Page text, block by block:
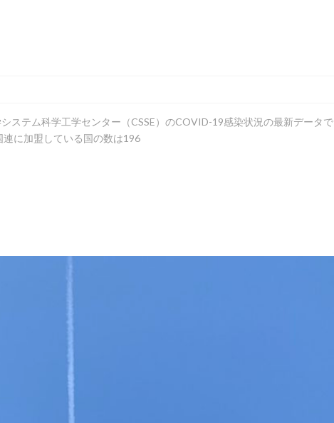
ステム科学工学センター（CSSE）のCOVID-19感染状況の最新データ
に加盟している国の数は196